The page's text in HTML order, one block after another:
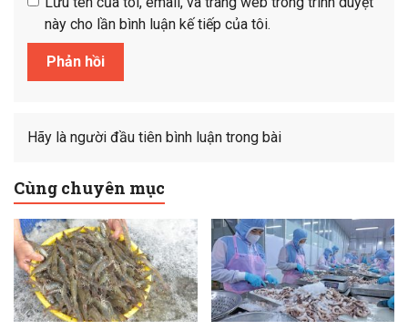
này cho lần bình luận kế tiếp của tôi.
Hãy là người đầu tiên bình luận trong bài
Cùng chuyên mục